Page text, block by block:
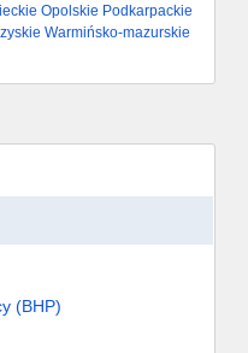
Opolskie Podkarpackie
Warmińsko-mazurskie
(BHP)